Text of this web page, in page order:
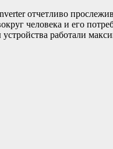
отчетливо
человека и его
устройства работали